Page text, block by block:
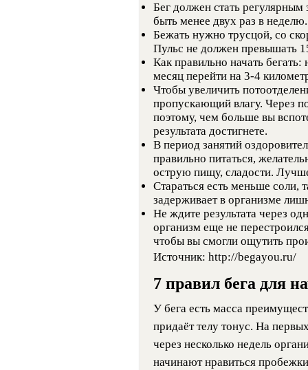
Бег должен стать
быть менее двух раз в неделю.
Бежать нужно трусцой, со
Пульс не должен превышать
Как правильно начать
месяц перейти на 3-4
Чтобы увеличить
пропускающий влагу. Через
поэтому, чем больше вы
результата достигнете.
В период занятий
правильно питаться,
острую пищу, сладости.
Стараться есть меньше соли,
задерживает в организме
Не ждите результата через
организм еще не
чтобы вы смогли ощутить
Источник: http://begayou.ru/
7 правил бега для
У бега есть масса
придаёт телу тонус. На
через несколько недель
начинают нравиться